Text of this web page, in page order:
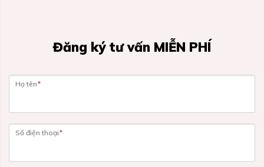
Đăng ký tư vấn MIỄN PHÍ
Họ tên*
Số điện thoại*